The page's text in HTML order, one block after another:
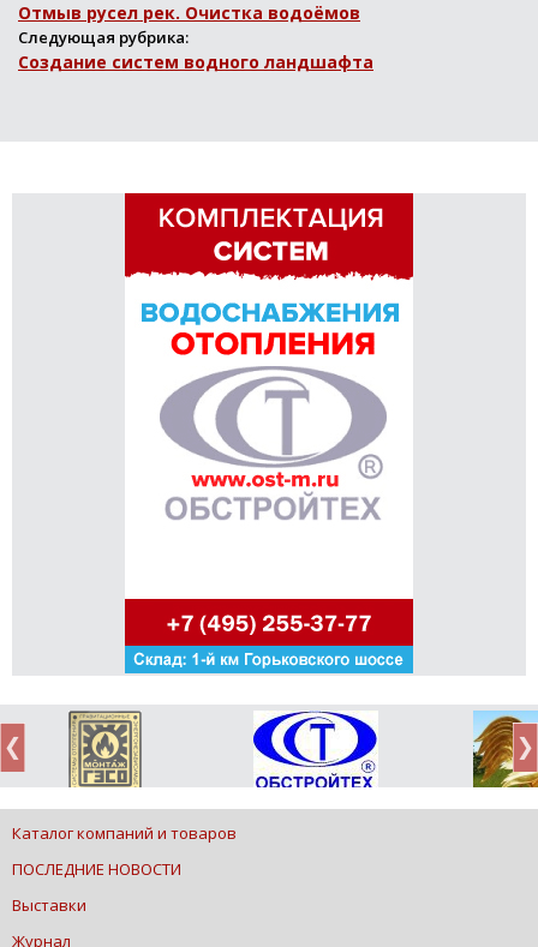
Отмыв русел рек. Очистка водоёмов
Следующая рубрика:
Создание систем водного ландшафта
Каталог компаний и товаров
ПОСЛЕДНИЕ НОВОСТИ
Выставки
Журнал